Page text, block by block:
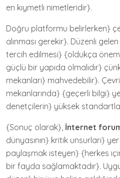
en kıymetli nimetleridir}.
Doğru platformu belirlerken}
alınması gerekir}. Düzenli
tercih edilmesi} {oldukça
güçlü bir yapıda olmalıdır}
mekanları} mahvedebilir}.
mekanlarında} {geçerli bilgi}
denetçilerin} yüksek
{Sonuç olarak}, İnternet
dünyasının} kritik unsurları}
paylaşmak isteyen} {herkes
bir fayda sağlamaktadır}.